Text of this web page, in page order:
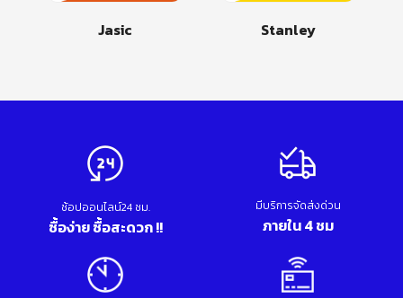
Jasic Stanley
ช้อปออนไลน์24 ชม.
ซื้อง่าย ซื้อสะดวก !!
มีบริการจัดส่งด่วน
ภายใน 4 ชม